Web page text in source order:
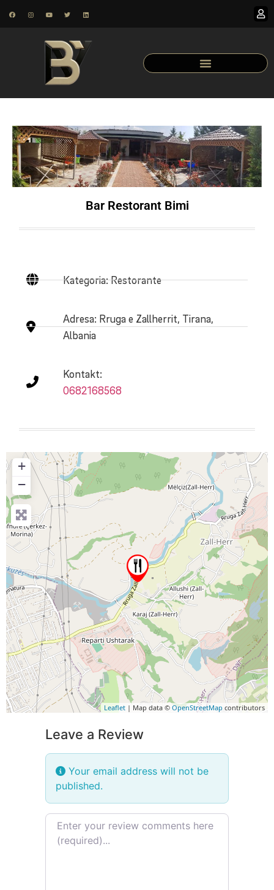
Bar Restorant Bimi
Kategoria: Restorante
Adresa: Rruga e Zallherrit, Tirana,
Albania
Kontakt:
0682168568
+
−
Leaflet | Map data © OpenStreetMap contributors
Leave a Review
Your email address will not be
published.
Review text